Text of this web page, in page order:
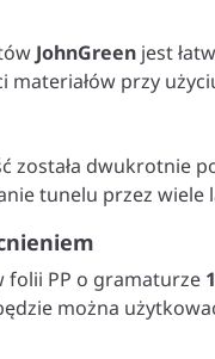
JohnGreen jest
przy
została
tunelu przez wiele
folii PP o gramaturze
można